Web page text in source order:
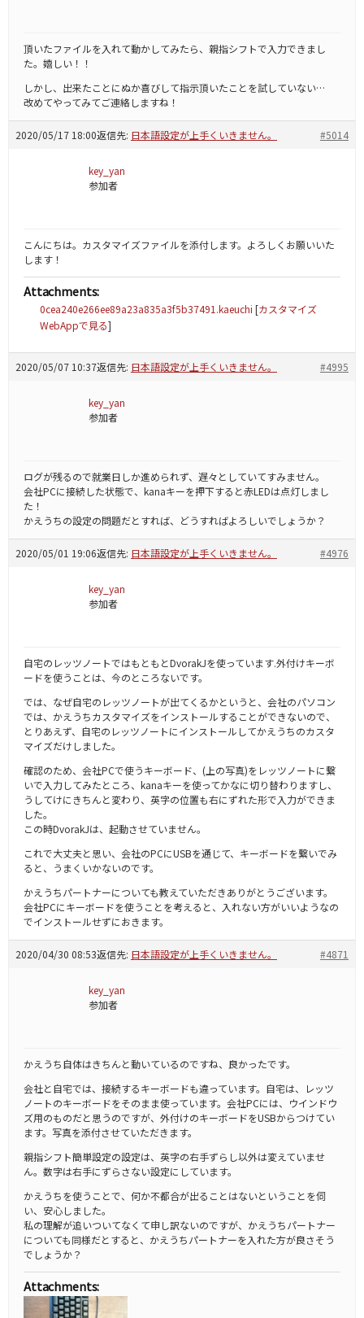
頂いたファイルを入れて動かしてみたら、親指シフトで入力できまし
た。嬉しい！！
しかし、出来たことにぬか喜びして指示頂いたことを試していない…
改めてやってみてご連絡しますね！
2020/05/17 18:00返信先: 日本語設定が上手くいきません。 #5014
key_yan
参加者
こんにちは。カスタマイズファイルを添付します。よろしくお願いいた
します！
Attachments:
0cea240e266ee89a23a835a3f5b37491.kaeuchi [カスタマイズ
WebAppで見る]
2020/05/07 10:37返信先: 日本語設定が上手くいきません。 #4995
key_yan
参加者
ログが残るので就業日しか進められず、遅々としていてすみません。
会社PCに接続した状態で、kanaキーを押下すると赤LEDは点灯しまし
た！
かえうちの設定の問題だとすれば、どうすればよろしいでしょうか？
2020/05/01 19:06返信先: 日本語設定が上手くいきません。 #4976
key_yan
参加者
自宅のレッツノートではもともとDvorakJを使っています.外付けキーボ
ードを使うことは、今のところないです。
では、なぜ自宅のレッツノートが出てくるかというと、会社のパソコン
では、かえうちカスタマイズをインストールすることができないので、
とりあえず、自宅のレッツノートにインストールしてかえうちのカスタ
マイズだけしました。
確認のため、会社PCで使うキーボード、(上の写真)をレッツノートに繋
いで入力してみたところ、kanaキーを使ってかなに切り替わりますし、
うしてけにきちんと変わり、英字の位置も右にずれた形で入力ができま
した。
この時DvorakJは、起動させていません。
これで大丈夫と思い、会社のPCにUSBを通じて、キーボードを繋いでみ
ると、うまくいかないのです。
かえうちパートナーについても教えていただきありがとうございます。
会社PCにキーボードを使うことを考えると、入れない方がいいようなの
でインストールせずにおきます。
2020/04/30 08:53返信先: 日本語設定が上手くいきません。 #4871
key_yan
参加者
かえうち自体はきちんと動いているのですね、良かったです。
会社と自宅では、接続するキーボードも違っています。自宅は、レッツ
ノートのキーボードをそのまま使っています。会社PCには、ウインドウ
ズ用のものだと思うのですが、外付けのキーボードをUSBからつけてい
ます。写真を添付させていただきます。
親指シフト簡単設定の設定は、英字の右手ずらし以外は変えていませ
ん。数字は右手にずらさない設定にしています。
かえうちを使うことで、何か不都合が出ることはないということを伺
い、安心しました。
私の理解が追いついてなくて申し訳ないのですが、かえうちパートナー
についても同様だとすると、かえうちパートナーを入れた方が良さそう
でしょうか？
Attachments: